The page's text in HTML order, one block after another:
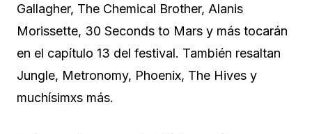
Gallagher, The Chemical Brother, Alanis
Morissette, 30 Seconds to Mars y más tocarán
en el capítulo 13 del festival. También resaltan
Jungle, Metronomy, Phoenix, The Hives y
muchísimxs más.